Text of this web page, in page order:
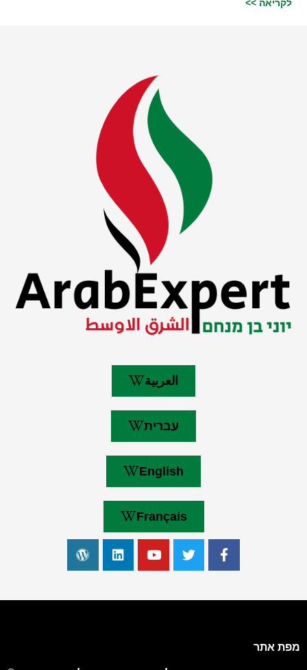
לקריאה >>
العربية
עברית
English
Français
מפת אתר